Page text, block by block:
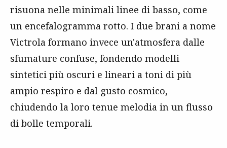
risuona nelle minimali linee di basso, come
un encefalogramma rotto. I due brani a nome
Victrola formano invece un'atmosfera dalle
sfumature confuse, fondendo modelli
sintetici più oscuri e lineari a toni di più
ampio respiro e dal gusto cosmico,
chiudendo la loro tenue melodia in un flusso
di bolle temporali.